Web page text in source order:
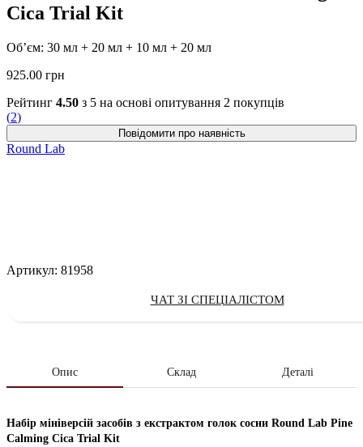
Cica Trial Kit
Об’єм: 30 мл + 20 мл + 10 мл + 20 мл
925.00 грн
Рейтинг 4.50 з 5 на основі опитування 2 покупців
(2)
Round Lab
Артикул: 81958
ЧАТ ЗІ СПЕЦІАЛІСТОМ
Опис Склад Деталі
Набір мініверсій засобів з екстрактом голок сосни Round Lab Pine
Calming Cica Trial Kit